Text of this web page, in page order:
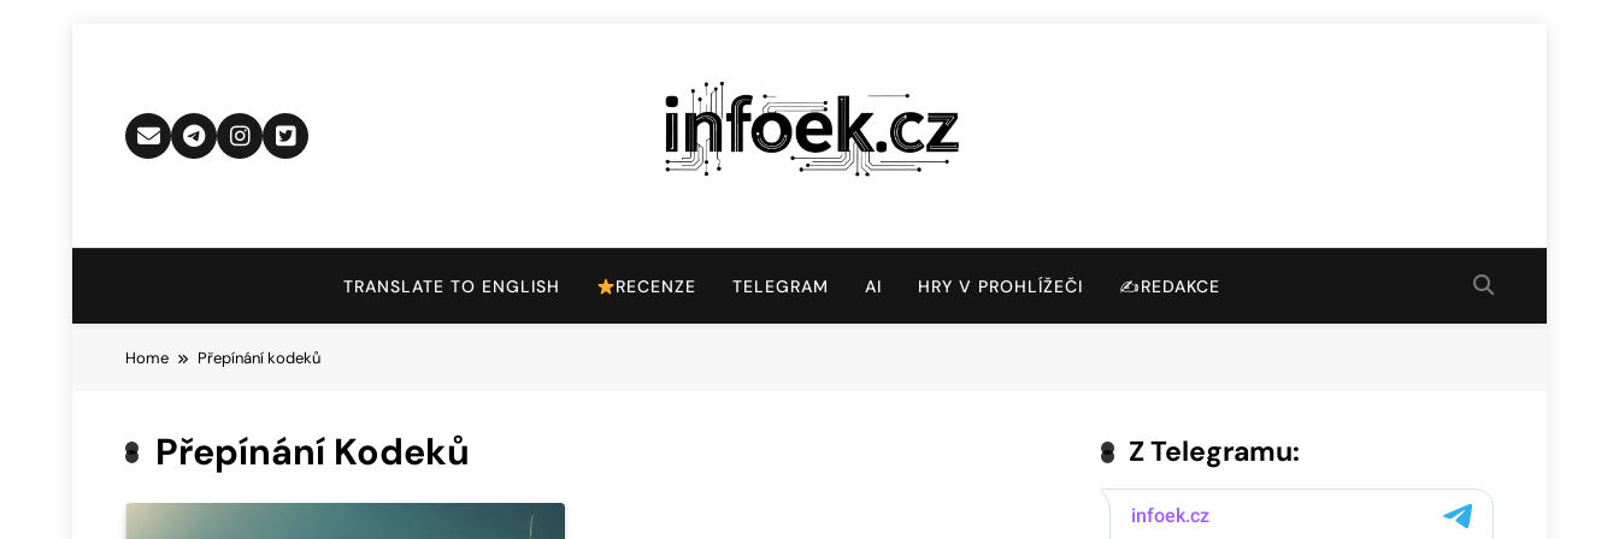
Infoek.cz
TRANSLATE TO ENGLISH RECENZE TELEGRAM AI HRY V PROHLÍŽEČI ✍️REDAKCE
Home Přepínání kodeků
Přepínání Kodeků Z Telegramu: